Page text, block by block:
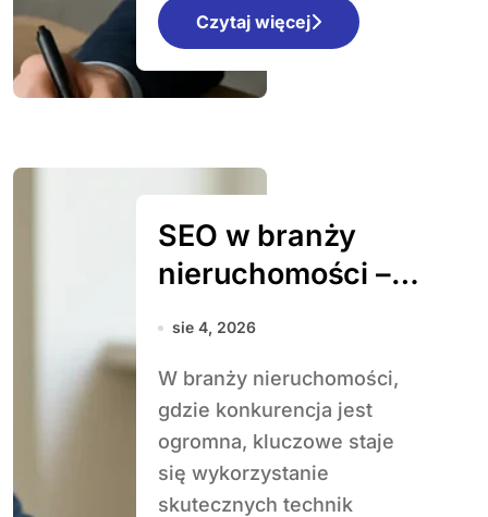
Czytaj więcej
SEO w branży
nieruchomości –
jak przyciągnąć
klientów
sie 4, 2026
W branży nieruchomości,
gdzie konkurencja jest
ogromna, kluczowe staje
się wykorzystanie
skutecznych technik